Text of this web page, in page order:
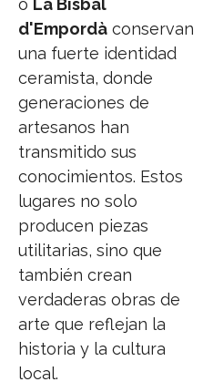
o La Bisbal
d'Empordà conservan
una fuerte identidad
ceramista, donde
generaciones de
artesanos han
transmitido sus
conocimientos. Estos
lugares no solo
producen piezas
utilitarias, sino que
también crean
verdaderas obras de
arte que reflejan la
historia y la cultura
local.